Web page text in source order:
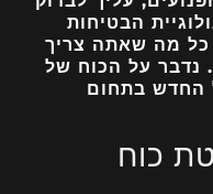
הבטיחות
כל מה שאתה צריך
נדבר על הכוח של
החדש בתחום
כוח